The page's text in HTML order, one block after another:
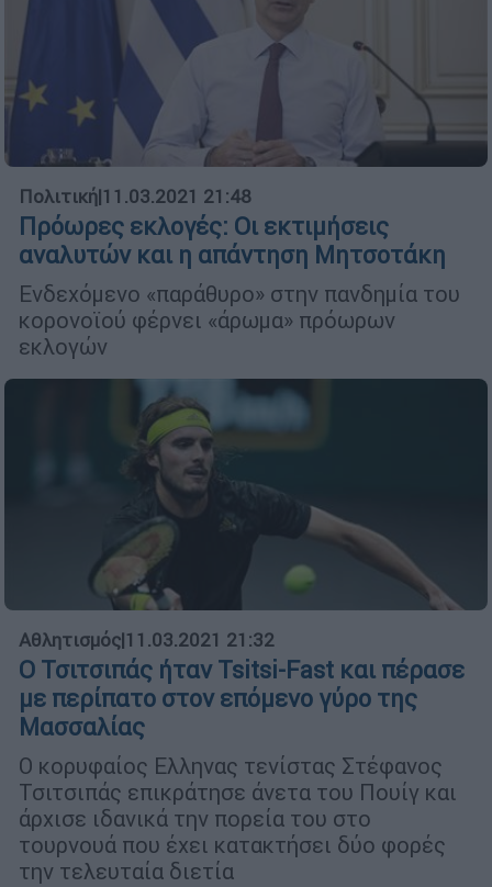
Πολιτική|11.03.2021 21:48
Πρόωρες εκλογές: Οι εκτιμήσεις
αναλυτών και η απάντηση Μητσοτάκη
Ενδεχόμενο «παράθυρο» στην πανδημία του
κορονοϊού φέρνει «άρωμα» πρόωρων
εκλογών
Αθλητισμός|11.03.2021 21:32
Ο Τσιτσιπάς ήταν Tsitsi-Fast και πέρασε
με περίπατο στον επόμενο γύρο της
Μασσαλίας
Ο κορυφαίος Ελληνας τενίστας Στέφανος
Τσιτσιπάς επικράτησε άνετα του Πουίγ και
άρχισε ιδανικά την πορεία του στο
τουρνουά που έχει κατακτήσει δύο φορές
την τελευταία διετία